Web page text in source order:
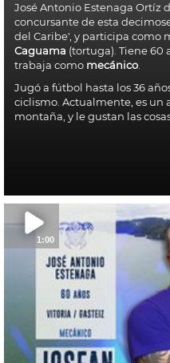
José Antonio Estenaga Ortíz
concursante de esta
del Caribe', y participa como
Caguama (tortuga). Tiene 60
trabaja como mecánico.
Jugó a fútbol hasta los 36
ciclismo. Actualmente, es un
montaña, y le gustan las
1:00